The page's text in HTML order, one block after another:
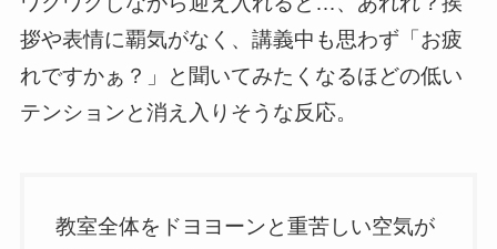
拶や表情に覇気がなく、講義中も思わず「お疲
れですかぁ？」と聞いてみたくなるほどの低い
テンションと消え入りそうな反応。
教室全体をドヨヨーンと重苦しい空気が